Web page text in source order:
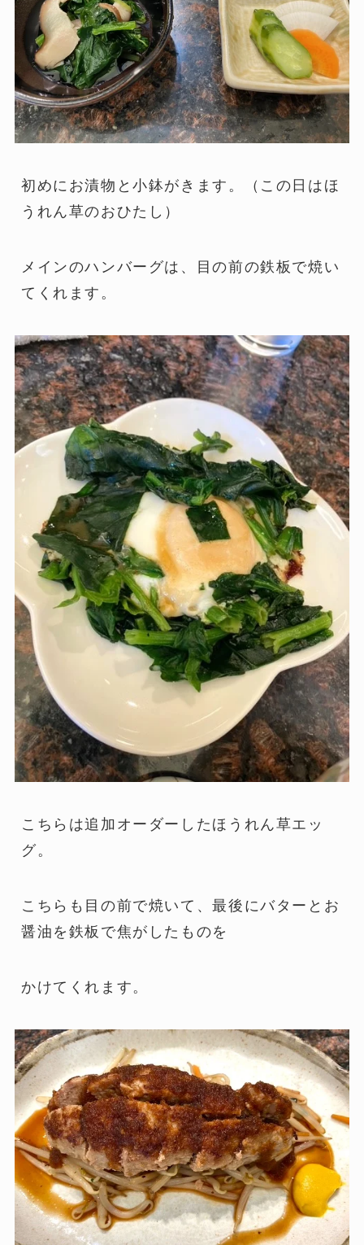
初めにお漬物と小鉢がきます。（この日はほ
うれん草のおひたし）
メインのハンバーグは、目の前の鉄板で焼い
てくれます。
こちらは追加オーダーしたほうれん草エッ
グ。
こちらも目の前で焼いて、最後にバターとお
醤油を鉄板で焦がしたものを
かけてくれます。